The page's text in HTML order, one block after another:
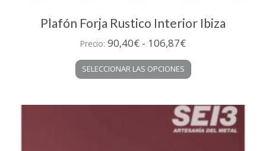
Plafón Forja Rustico Interior Ibiza
Precio: 90,40€ - 106,87€Rango
de
precios:
90,40€
hasta
106,87€
SELECCIONAR LAS OPCIONES
Este
producto
variantes.
Las
opciones